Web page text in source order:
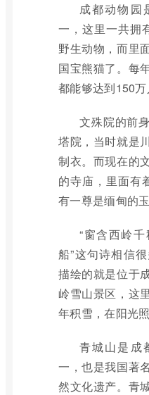
成都动物园
一，这里一共拥
野生动物，而里
国宝熊猫了。每
都能够达到150万
文殊院的前
塔院，当时就是
制衣。而现在的
的寺庙，里面有
有一尊是缅甸的
“窗含西岭
船”这句诗相信
描绘的就是位于
岭雪山景区，这
年积雪，在阳光
青城山是成
一，也是我国著
然文化遗产。青